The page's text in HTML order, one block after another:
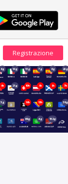
6g 14g 13g 7g 6g 20g
6h 21g 10h 9h 8h 7h
5g 16h 13h 39g
69g 4g 152g